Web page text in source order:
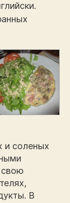
и соленых
свою
В